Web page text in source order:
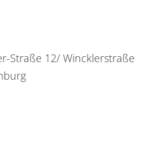
Straße 12/ Wincklerstraße